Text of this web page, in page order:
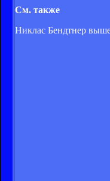
См. также
Никлас Бендтнер